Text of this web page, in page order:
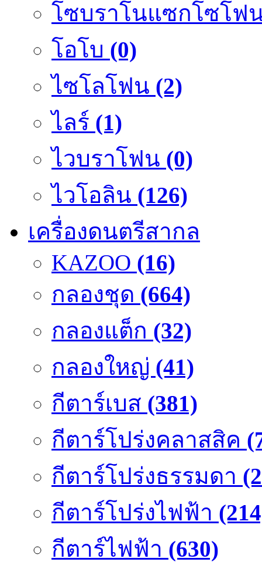
โซบราโนแซกโซโฟ
โอโบ (0)
ไซโลโฟน (2)
ไลร์ (1)
ไวบราโฟน (0)
ไวโอลิน (126)
เครื่องดนตรีสากล
KAZOO (16)
กลองชุด (664)
กลองแต็ก (32)
กลองใหญ่ (41)
กีตาร์เบส (381)
กีตาร์โปร่งคลาสสิค
กีตาร์โปร่งธรรมดา
กีตาร์โปร่งไฟฟ้า
กีตาร์ไฟฟ้า (630)